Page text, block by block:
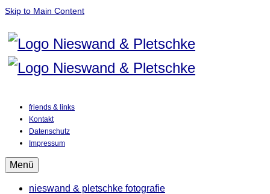
Skip to Main Content
friends & links
Kontakt
Datenschutz
Impressum
Menü
nieswand & pletschke fotografie